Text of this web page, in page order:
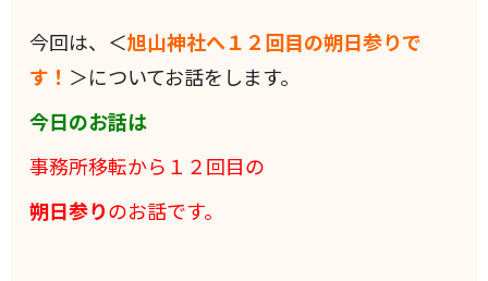
今回は、＜旭山神社へ１２回目の朔日参りで
す！ ＞についてお話をします。
今日のお話は
事務所移転から１２回目の
朔日参りのお話です。